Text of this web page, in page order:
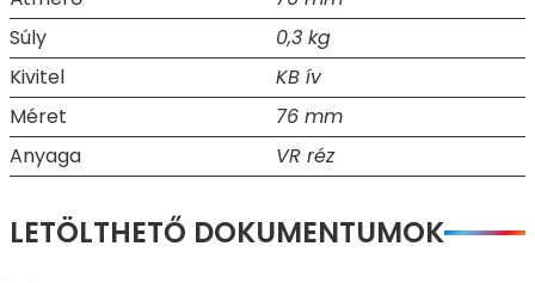
Súly
0,3 kg
Kivitel
KB ív
Méret
76 mm
Anyaga
VR réz
LETÖLTHETŐ DOKUMENTUMOK